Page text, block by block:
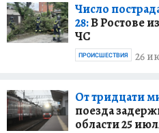
Число
28:В Ростове
ЧС
26
ПРОИСШЕСТВИЯ
От тридцати
поезда
области 25